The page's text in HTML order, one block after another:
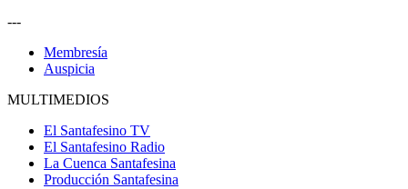
---
Membresía
Auspicia
MULTIMEDIOS
El Santafesino TV
El Santafesino Radio
La Cuenca Santafesina
Producción Santafesina